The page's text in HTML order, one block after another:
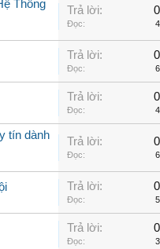
Thống
Trả lời: 0
Đọc: 4
Trả lời: 0
Đọc: 6
Trả lời: 0
Đọc: 4
tín dành
Trả lời: 0
Đọc: 6
Trả lời: 0
Đọc: 5
Trả lời: 0
Đọc: 3